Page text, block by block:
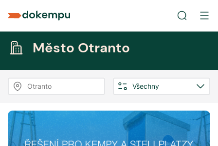
Město Otranto
Otranto Všechny